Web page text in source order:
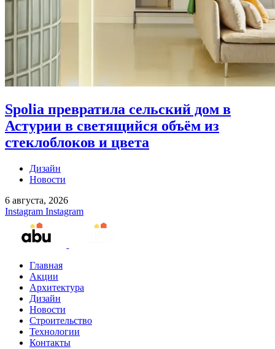
Spolia превратила сельский дом в
Астурии в светящийся объём из
стеклоблоков и цвета
Дизайн
Новости
6 августа, 2026
Instagram Instagram
Главная
Акции
Архитектура
Дизайн
Новости
Строительство
Технологии
Контакты